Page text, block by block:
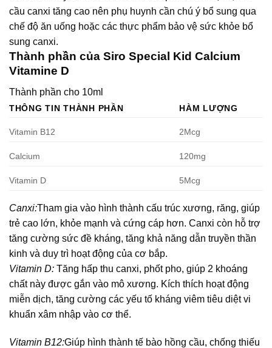
cầu canxi tăng cao nên phụ huynh cần chú ý bổ sung qua
chế độ ăn uống hoặc các thực phẩm bảo vệ sức khỏe bổ
sung canxi.
Thành phần của Siro Special Kid Calcium
Vitamine D
Thành phần cho 10ml
THÔNG TIN THÀNH PHẦN HÀM LƯỢNG
Vitamin B12 2Mcg
Calcium 120mg
Vitamin D 5Mcg
Canxi:Tham gia vào hình thành cấu trúc xương, răng, giúp
trẻ cao lớn, khỏe mạnh và cứng cáp hơn. Canxi còn hỗ trợ
tăng cường sức đề kháng, tăng khả năng dẫn truyền thần
kinh và duy trì hoạt động của cơ bắp.
Vitamin D: Tăng hấp thu canxi, phốt pho, giúp 2 khoáng
chất này được gắn vào mô xương. Kích thích hoạt động
miễn dịch, tăng cường các yếu tố kháng viêm tiêu diệt vi
khuẩn xâm nhập vào cơ thể.
Vitamin B12:Giúp hình thành tế bào hồng cầu, chống thiếu